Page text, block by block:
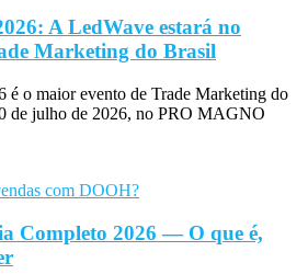
A LedWave estará no
Marketing do Brasil
é o maior evento de Trade Marketing do
de julho de 2026, no PRO MAGNO
Completo 2026 — O que é,